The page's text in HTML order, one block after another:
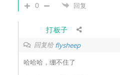
0 回复
打板子
回复给flysheep
哈哈哈，绷不住了